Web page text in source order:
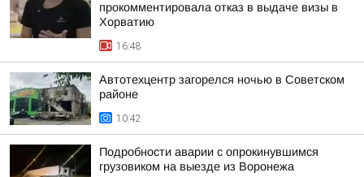
прокомментировала отказ в выдаче визы в
Хорватию
16:48
Автотехцентр загорелся ночью в Советском
районе
10:42
Подробности аварии с опрокинувшимся
грузовиком на выезде из Воронежа